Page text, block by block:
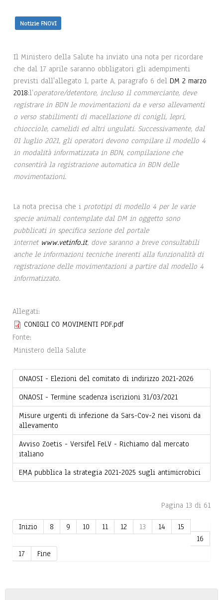
Notizie FNOVI
Il Ministero della Salute ha inviato una nota per ricordare
che dal 17 aprile saranno obbligatori gli adempimenti
previsti dall'allegato 1, parte A, paragrafo 6 del DM 2 marzo
2018:l’operatore/detentore, incluso il commerciante, deve
registrare in BDN le movimentazioni da e verso allevamenti
o verso stabilimenti di macellazione di conigli, lepri,
chiocciole, camelidi ed altri ungulati. Successivamente, dal
01 luglio 2021, gli operatori devono compilare il modello 4
in modalità informatizzata in BDN, compilazione che
consentirà la registrazione automatica in BDN delle
movimentazioni.
La nota precisa che i prototipi di modello 4 per le varie
specie animali contemplate dal DM in oggetto sono
pubblicati in specifica sezione del portale
internet www.vetinfo.it, dove saranno a breve consultabili
anche le informazioni tecniche inerenti alla funzionalità di
registrazione delle movimentazioni a partire dal modello 4
informatizzato.
Allegati:
CONIGLI CO MOVIMENTI PDF.pdf
Fonte:
Ministero della Salute
ONAOSI - Elezioni del comitato di indirizzo 2021-2026
ONAOSI - Termine scadenza iscrizioni 31/03/2021
Misure urgenti di infezione da Sars-Cov-2 nei visoni da
allevamento
Avviso Zoetis - Versifel FeLV - Richiamo dal mercato
italiano
EMA pubblica la strategia 2021-2025 sugli antimicrobici
Pagina 13 di 61
Inizio 8 9 10 11 12 13 14
15
16
17
Fine